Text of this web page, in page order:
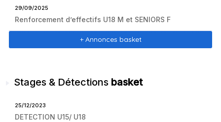
29/09/2025
Renforcement d’effectifs U18 M et SENIORS F
+ Annonces basket
Stages & Détectionsbasket
25/12/2023
DETECTION U15/ U18